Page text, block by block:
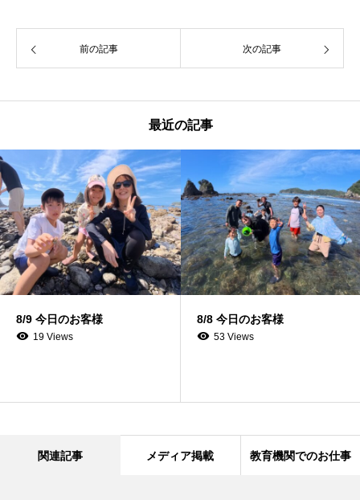
前の記事 次の記事
最近の記事
8/8 今日のお客様
53 Views
8/7 今日のお客様
71 Views
関連記事 メディア掲載 教育機関でのお仕事